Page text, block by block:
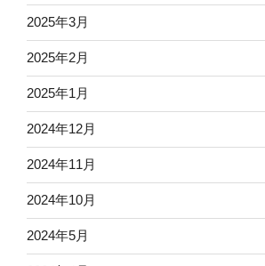
2025年3月
2025年2月
2025年1月
2024年12月
2024年11月
2024年10月
2024年5月